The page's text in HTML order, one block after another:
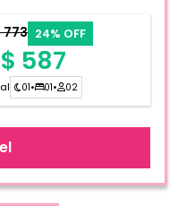
773 24% OFF
587
01• 01• 02